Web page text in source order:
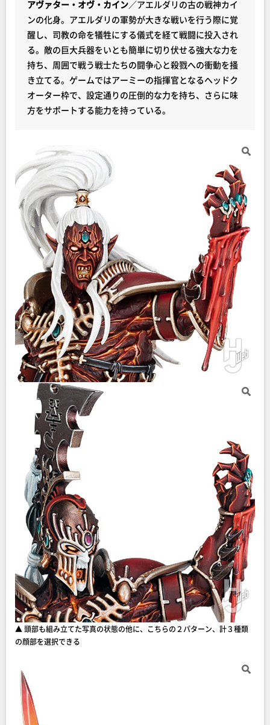
アヴァター・オヴ・カイン／アエルダリの古の戦神カイ
ンの化身。アエルダリの軍勢が大きな戦いを行う際に覚
醒し、司教の命を犠牲にする儀式を経て戦闘に投入され
る。敵の巨大兵器をいとも簡単に切り伏せる強大な力を
持ち、周囲で戦う戦士たちの闘争心と殺戮への衝動を掻
き立てる。ゲームではアーミーの指揮官となるヘッドク
オーター枠で、設定通りの圧倒的な力を持ち、さらに味
方をサポートする能力を持っている。
▲ 頭部も組み立てた写真の状態の他に、こちらの２パターン、計３種類
の顔部を選択できる